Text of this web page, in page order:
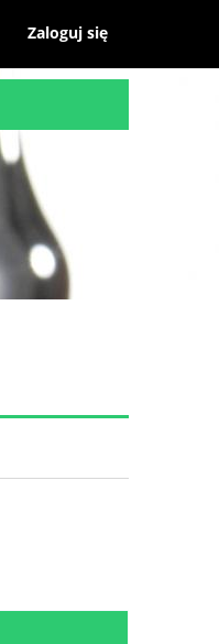
Zaloguj się